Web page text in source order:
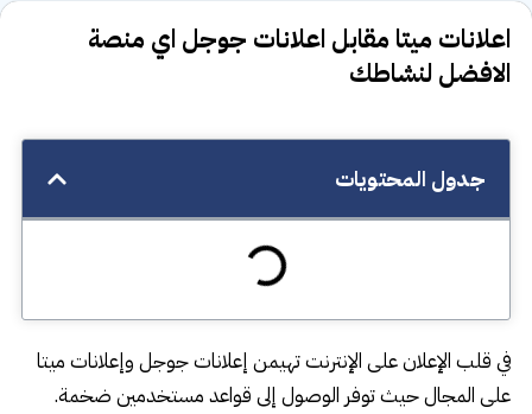
اعلانات ميتا مقابل اعلانات جوجل اي منصة
الافضل لنشاطك
جدول المحتويات
في قلب الإعلان على الإنترنت تهيمن إعلانات جوجل وإعلانات ميتا
على المجال حيث توفر الوصول إلى قواعد مستخدمين ضخمة.